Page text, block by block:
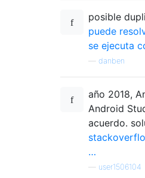
posible
puede
se ejecuta
danben
año 2018,
Android
acuerdo.
…
user1506104